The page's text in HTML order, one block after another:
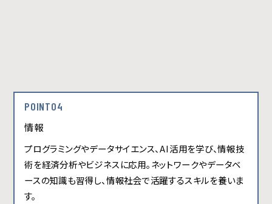
POINT04
情報
プログラミングやデータサイエンス、AI活用を学び、情報技
術を経済分析やビジネスに応用。ネットワークやデータベ
ースの知識も習得し、情報社会で活躍するスキルを養いま
す。